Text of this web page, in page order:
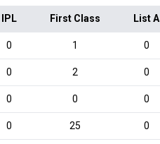
IPL First Class List A
0 1 0
0 2 0
0 0 0
0 25 0